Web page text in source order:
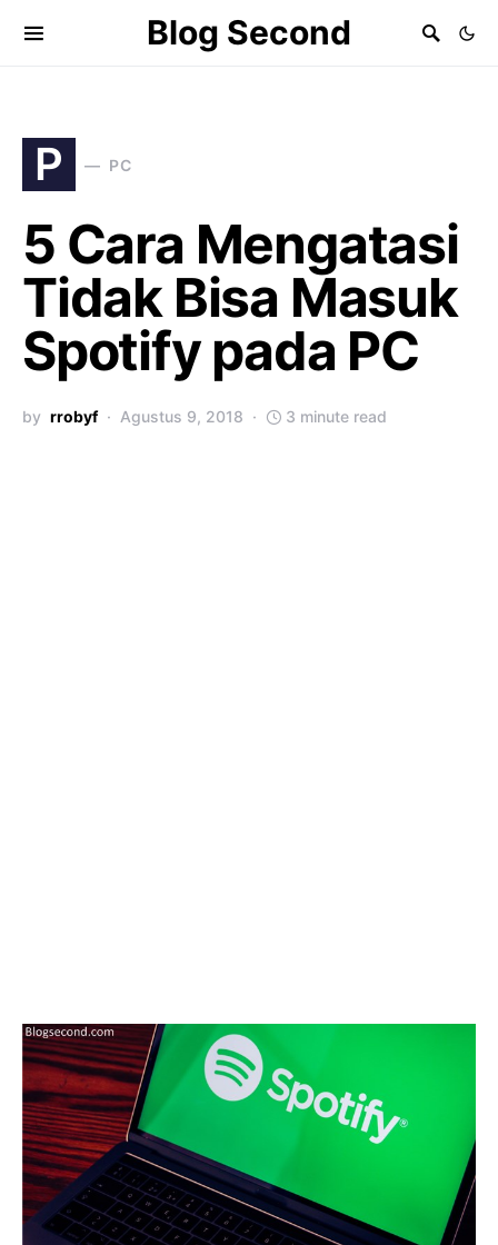
Blog Second
P PC
5 Cara Mengatasi
Tidak Bisa Masuk
Spotify pada PC
by rrobyf Agustus 9, 2018 3 minute read